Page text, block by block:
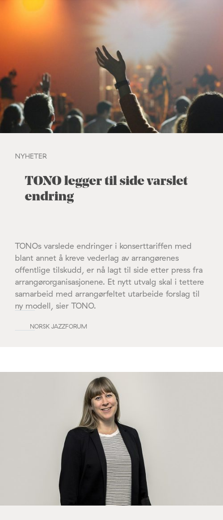
NYHETER
TONO legger til side varslet
endring
TONOs varslede endringer i konserttariffen med
blant annet å kreve vederlag av arrangørenes
offentlige tilskudd, er nå lagt til side etter press fra
arrangørorganisasjonene. Et nytt utvalg skal i tettere
samarbeid med arrangørfeltet utarbeide forslag til
ny modell, sier TONO.
NORSK JAZZFORUM